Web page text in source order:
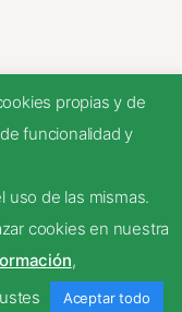
propias y de
funcionalidad y
uso de las mismas.
cookies en nuestra
,
Aceptar todo